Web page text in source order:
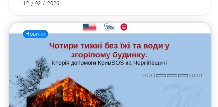
12 / 02 / 2026
Новини